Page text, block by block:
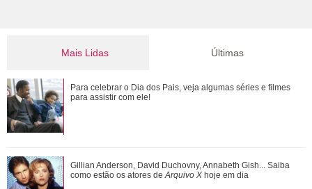
Mais Lidas
Gulnaz muda de ideia sobre Omer e o convida para um chá.
Veja o resumo dos capítulos de Cor...
Adriana manda Iuri procurar o anel de Arthur. Veja o resumo
dos capítulos de Quem Ama Cuida
Últimas
Para celebrar o Dia dos Pais, veja algumas séries e filmes
para assistir com ele!
Gillian Anderson, David Duchovny, Annabeth Gish... Saiba
como estão os atores deArquivo X hoje em dia